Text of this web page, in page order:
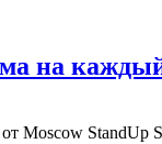
на
Moscow StandUp